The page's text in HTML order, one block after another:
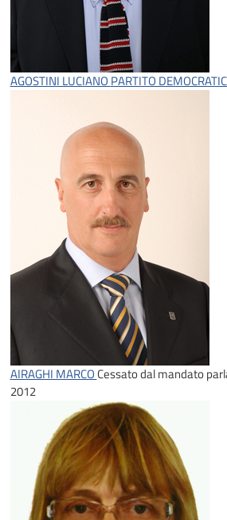
AGOSTINI LUCIANO PARTITO
AIRAGHI MARCO Cessato dal mandato
2012